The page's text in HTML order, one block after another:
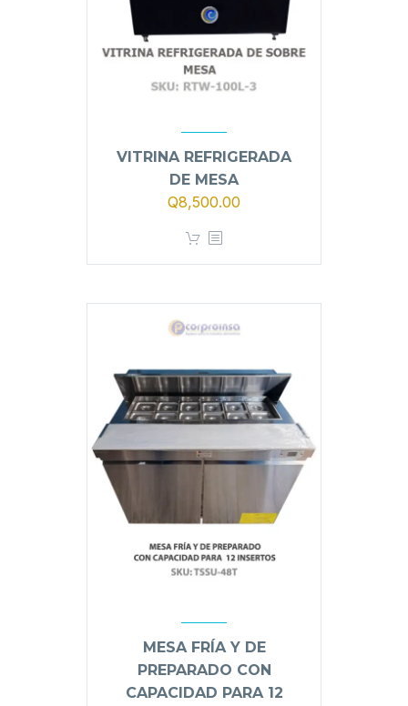
VITRINA REFRIGERADA
DE MESA
Q8,500.00
MESA FRÍA Y DE
PREPARADO CON
CAPACIDAD PARA 12